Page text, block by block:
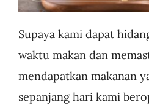
Supaya kami dapat
waktu makan dan
mendapatkan makanan
sepanjang hari kami